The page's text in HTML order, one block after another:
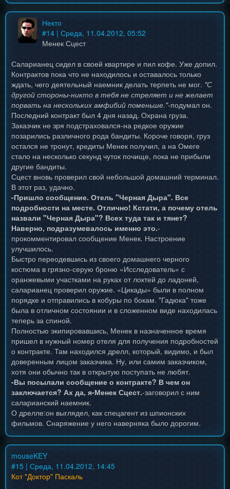
Некто
#14 | Среда, 11.04.2012, 05:52
Менек Сцест
Саларианец сидел в своей квартире и пил кофе. Уже допил.
Контрактов пока что не находилось и оставалось только
ждать, чего деятельный наемник делать терпеть не мог. "С
другой стороны-никто в тебя не стреляет и не желает
порвать на нескольких амфибий поменьше."-подумал он.
Последний контракт был 4 дня назад. Охрана груза.
Заказчик не зря подстраховался-на редкое оружие
позарились различного рода бандиты. Короче говоря, груз
остался не тронут, кредиты Менек получил, а на Омеге
стало на несколько секунд чуток почище, пока не прибыли
другие бандиты.
Сцест вновь проверил свой небольшой домашний терминал.
В этот раз, удачно.
-Пришло сообщение. Отель "Черная Дыра". Все
подробности на месте. Отлично! Кстати, а почему отель
назвали "Черная Дыра"? Всех туда так и тянет?
Наверно, подразумевалось именно это.-
прокомментировал сообщение Менек. Настроение
улучшилось.
Быстро переодевшись из своего домашнего черного
костюма в грязно-серую броню «Исследователь» с
оранжевыми участками на руках от локтей до ладоней,
саларианец проверил оружие. «Цикады» были в полном
порядке и отправились в кобуры по бокам. "Гадюка" тоже
была в отличном состоянии и в сложенном виде находилась
теперь за спиной.
Полностью экипировавшись, Менек в назначенное время
пришел в нужный номер отеля для получения подробностей
о контракте. Там находился дрелл, который, видимо, и был
доверенным лицом заказчика. Ну, или самим заказчиком,
хотя они обычно так в открытую поступать не любят.
-Вы посылали сообщение о контракте? В чем он
заключается? Ах да, я-Менек Сцест.-заговорил с ним
саларианский наемник.
О дрелле:он выглядел, как спецагент из шпионских
фильмов. Снаряжение у него наверняка было дорогим.
mouseKEY
#15 | Среда, 11.04.2012, 14:45
Кот "Доктор" Паскаль